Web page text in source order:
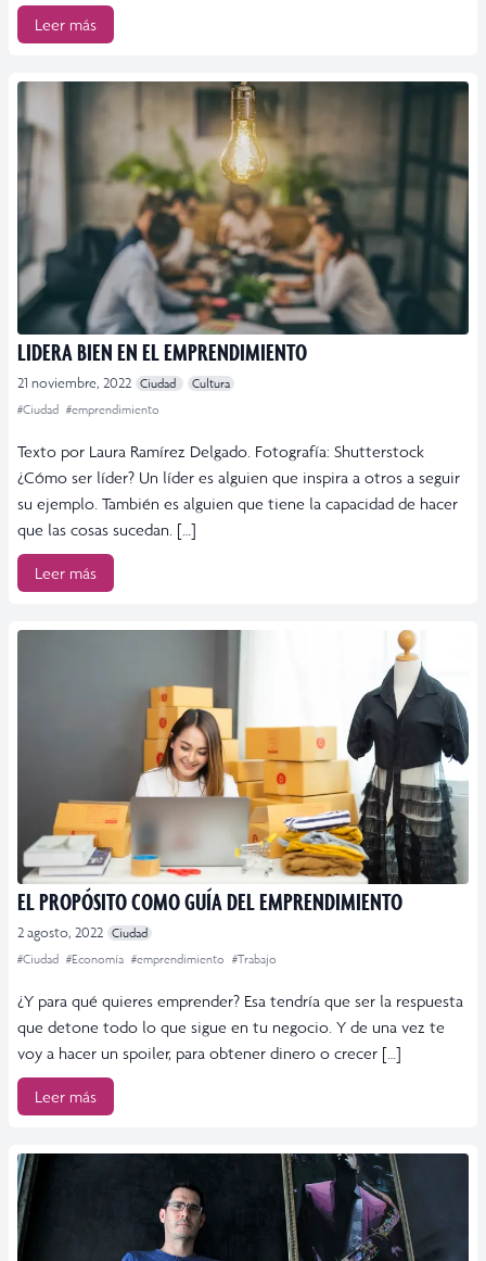
Leer más
LIDERA BIEN EN EL EMPRENDIMIENTO
21 noviembre, 2022 Ciudad
Cultura
#Ciudad #emprendimiento
Texto por Laura Ramírez Delgado. Fotografía: Shutterstock
¿Cómo ser líder? Un líder es alguien que inspira a otros a seguir
su ejemplo. También es alguien que tiene la capacidad de hacer
que las cosas sucedan. […]
Leer más
EL PROPÓSITO COMO GUÍA DEL EMPRENDIMIENTO
2 agosto, 2022 Ciudad
#Ciudad #Economía #emprendimiento #Trabajo
¿Y para qué quieres emprender? Esa tendría que ser la respuesta
que detone todo lo que sigue en tu negocio. Y de una vez te
voy a hacer un spoiler, para obtener dinero o crecer […]
Leer más